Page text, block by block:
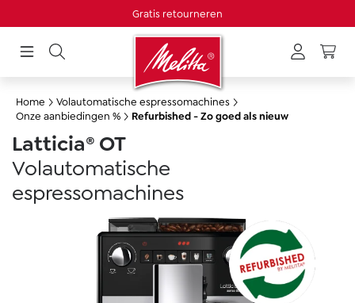
Gratis retourneren
Home
Volautomatische espressomachines
Onze aanbiedingen %
Refurbished - Zo goed als nieuw
Latticia® OT
Volautomatische
espressomachines
Afbeeldingengalerij overslaan